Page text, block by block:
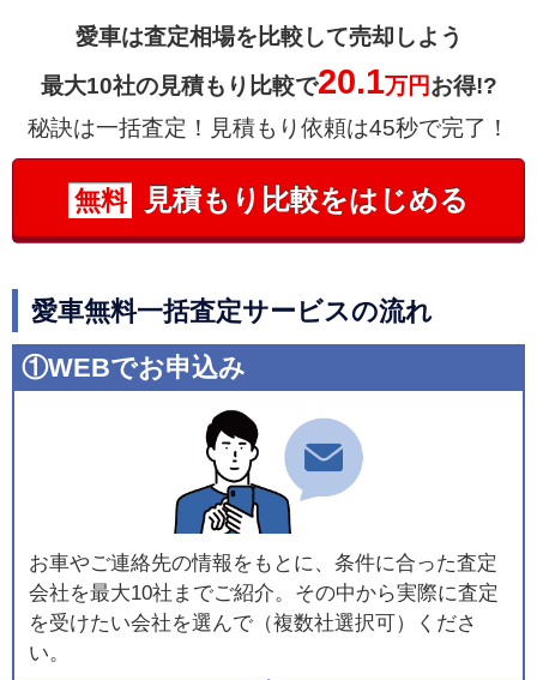
愛車は査定相場を比較して売却しよう
最大10社の見積もり比較で20.1万円お得!?
秘訣は一括査定！見積もり依頼は45秒で完了！
無料 見積もり比較をはじめる
愛車無料一括査定サービスの流れ
①WEBでお申込み
お車やご連絡先の情報をもとに、条件に合った査定
会社を最大10社までご紹介。その中から実際に査定
を受けたい会社を選んで（複数社選択可）くださ
い。